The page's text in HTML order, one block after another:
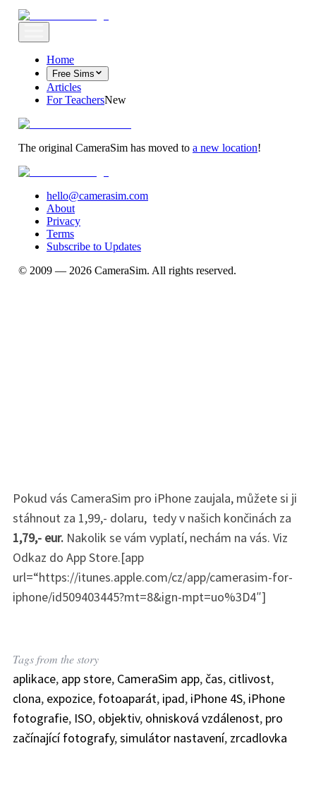
Pokud vás CameraSim pro iPhone zaujala, můžete si ji
stáhnout za 1,99,- dolaru, tedy v našich končinách za
1,79,- eur.Nakolik se vám vyplatí, nechám na vás. Viz
Odkaz do App Store.[app
url=“https://itunes.apple.com/cz/app/camerasim-for-
iphone/id509403445?mt=8&ign-mpt=uo%3D4″]
Tags from the story
aplikace, app store, CameraSim app,čas, citlivost,
clona, expozice, fotoaparát, ipad, iPhone 4S, iPhone
fotografie, ISO, objektiv, ohnisková vzdálenost, pro
začínající fotografy,simulátor nastavení, zrcadlovka
S
e
a
o
: